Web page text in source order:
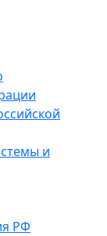
и
РФ